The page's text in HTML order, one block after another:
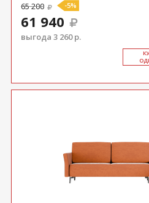
65 200 -5%
61 940
выгода 3 260 р.